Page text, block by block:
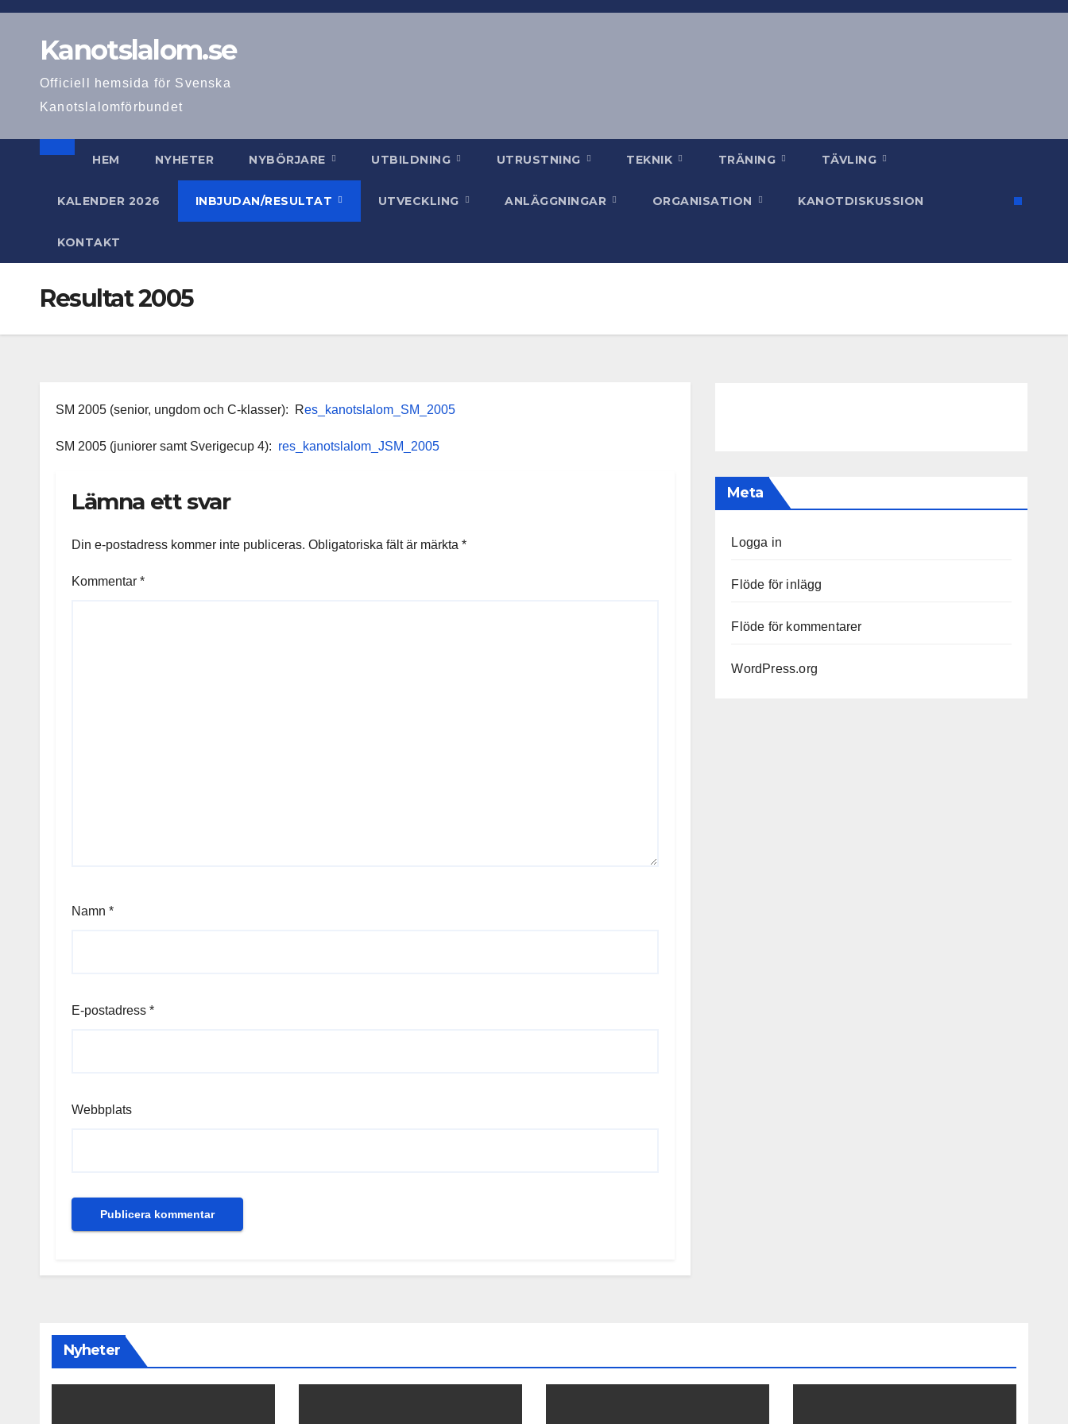
Hoppa
innehållKanotslalom.se
Officiell hemsida för Svenska
Kanotslalomförbundet
HEM NYHETER NYBÖRJARE UTBILDNING UTRUSTNING TEKNIK TRÄNING TÄVLING
KALENDER 2026 INBJUDAN/RESULTAT UTVECKLING ANLÄGGNINGAR ORGANISATION KANOTDISKUSSION
KONTAKT
Resultat 2005
SM 2005 (senior, ungdom och C-klasser): Res_kanotslalom_SM_2005
SM 2005 (juniorer samt Sverigecup 4): res_kanotslalom_JSM_2005
Lämna ett svar
Din e-postadress kommer inte publiceras. Obligatoriska fält är märkta *
Kommentar *
Namn *
E-postadress *
Webbplats
Meta
Logga in
Flöde för inlägg
Flöde för kommentarer
WordPress.org
Nyheter